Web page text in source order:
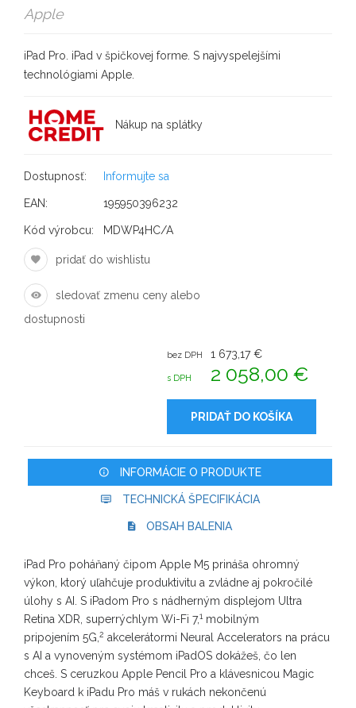
Apple
iPad Pro. iPad v špičkovej forme. S najvyspelejšími
technológiami Apple.
Nákup na splátky
Dostupnosť: Informujte sa
EAN: 195950396232
Kód výrobcu: MDWP4HC/A
pridať do wishlistu
sledovať zmenu ceny alebo
dostupnosti
bez DPH 1 673,17 €
s DPH 2 058,00 €
PRIDAŤ DO KOŠÍKA
INFORMÁCIE O PRODUKTE
TECHNICKÁ ŠPECIFIKÁCIA
OBSAH BALENIA
iPad Pro poháňaný čipom Apple M5 prináša ohromný
výkon, ktorý uľahčuje produktivitu a zvládne aj pokročilé
úlohy s AI. S iPadom Pro s nádherným displejom Ultra
Retina XDR, superrýchlym Wi-Fi 7,1mobilným
pripojením 5G, 2 akcelerátormi Neural Accelerators na prácu
s AI a vynoveným systémom iPadOS dokážeš, čo len
chceš. S ceruzkou Apple Pencil Pro a klávesnicou Magic
Keyboard k iPadu Pro máš v rukách nekončenú